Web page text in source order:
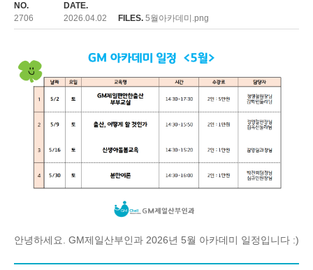
NO.
2706
DATE.
2026.04.02
FILES. 5월아카데미.png
안녕하세요. GM제일산부인과 2026년 5월 아카데미 일정입니다 :)